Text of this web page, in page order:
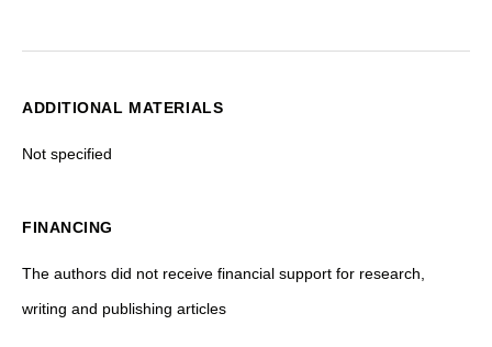
ADDITIONAL MATERIALS
Not specified
FINANCING
The authors did not receive financial support for research,
writing and publishing articles